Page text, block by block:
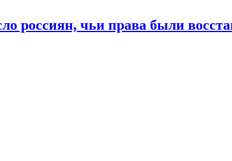
россиян, чьи права были